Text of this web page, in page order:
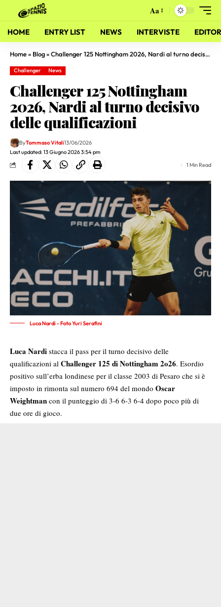
Aa
HOME ENTRY LIST NEWS INTERVISTE
Home» Blog»Challenger 125 Nottingham 2026, Nardi al turno decisivo delle qualificazioni
Challenger News
Challenger 125 Nottingham
2026, Nardi al turno decisivo
delle qualificazioni
Last updated: 13 Giugno 2026 3:54 pm
ByTommaso Vitali13/06/2026
1 Min Read
Luca Nardi - Foto Yuri Serafini
Luca Nardi stacca il pass per il turno decisivo delle
qualificazioni al Challenger 125 di Nottingham 2o26. Esordio
positivo sull’erba londinese per il classe 2003 di Pesaro che si è
imposto in rimonta sul numero 694 del mondo Oscar
Weightman con il punteggio di 3-6 6-3 6-4 dopo poco più di
due ore di gioco.